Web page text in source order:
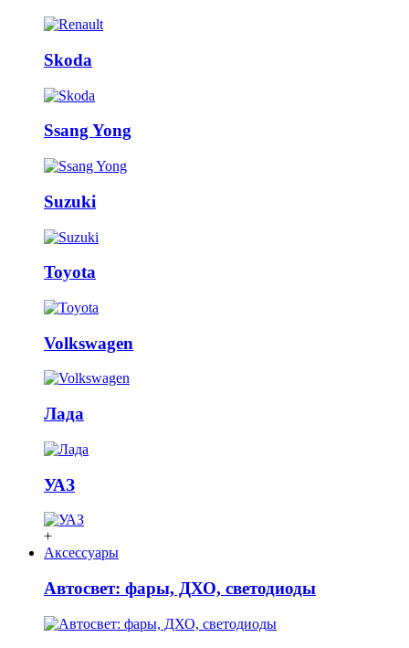
Skoda
Ssang Yong
Suzuki
Toyota
Volkswagen
Лада
УАЗ
+
Аксессуары
Автосвет: фары, ДХО, светодиоды